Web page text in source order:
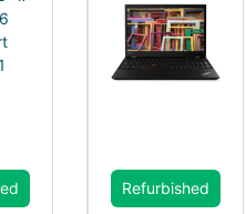
Refurbished